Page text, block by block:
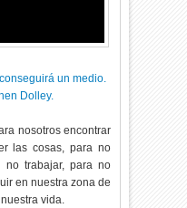
un medio.
Dolley.
nosotros encontrar
las cosas, para no
no trabajar, para no
en nuestra zona de
vida.